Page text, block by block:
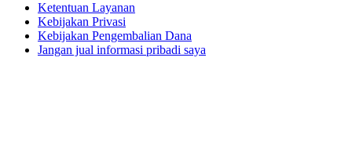
Ketentuan Layanan
Kebijakan Privasi
Kebijakan Pengembalian Dana
Jangan jual informasi pribadi saya